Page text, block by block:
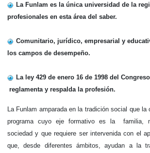
La Funlam es la única universidad de la
profesionales en esta área del saber.
Comunitario, jurídico, empresarial y
los campos de desempeño.
La ley 429 de enero 16 de 1998 del
reglamenta y respalda la profesión.
La Funlam amparada en la tradición social que
programa cuyo eje formativo es la familia,
sociedad y que requiere ser intervenida con el
que, desde diferentes ámbitos, ayudan a la